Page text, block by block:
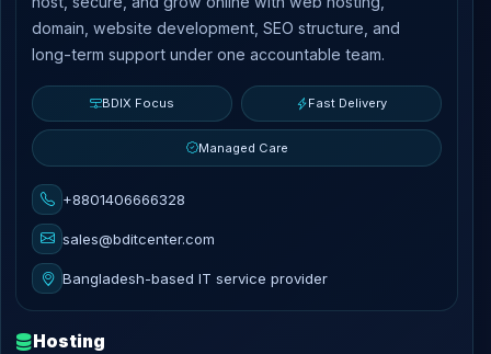
domain, website development, SEO structure, and
long-term support under one accountable team.
BDIX Focus Fast Delivery
Managed Care
+8801406666328
sales@bditcenter.com
Bangladesh-based IT service provider
Hosting